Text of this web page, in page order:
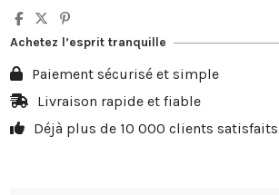
Achetez l’esprit tranquille
Paiement sécurisé et simple
Livraison rapide et fiable
Déjà plus de 10 000 clients satisfaits